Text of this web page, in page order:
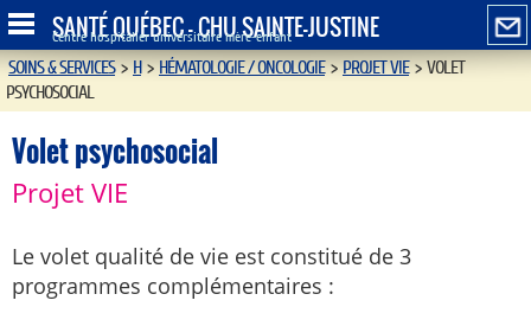
SANTÉ QUÉBEC - CHU SAINTE-JUSTINE
Centre hospitalier universitaire mère-enfant
SOINS & SERVICES>H>HÉMATOLOGIE / ONCOLOGIE>PROJET VIE>VOLET
PSYCHOSOCIAL
Volet psychosocial
Projet VIE
Le volet qualité de vie est constitué de 3
programmes complémentaires :